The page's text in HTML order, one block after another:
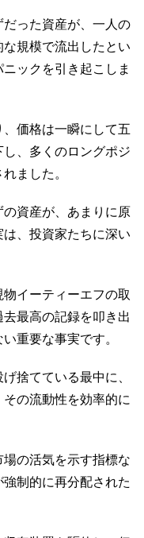
った資産が、一人の
規模で流出したとい
ックを引き起こしま
価格は一瞬にして五
、多くのロングポジ
ました。
資産が、あまりに原
、投資家たちに深い
イーティーエフの取
最高の記録を叩き出
重要な事実です。
捨てている最中に、
の流動性を効率的に
の活気を示す指標な
制的に再分配された